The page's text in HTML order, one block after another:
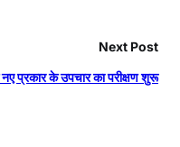
Next Post
नए प्रकार के उपचार का परीक्षण शुरू